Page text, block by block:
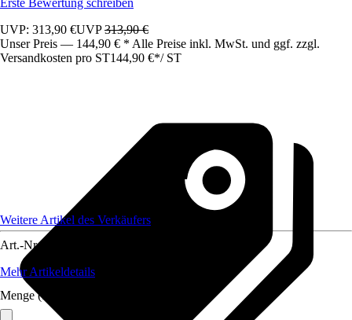
Erste Bewertung schreiben
UVP: 313,90 €UVP313,90 €
Unser Preis — 144,90 € * Alle Preise inkl. MwSt. und ggf. zzgl.
Versandkosten pro ST144,90 €*/ ST
Weitere Artikel des Verkäufers
Art.-Nr.
Mehr Artikeldetails
Menge (ST)